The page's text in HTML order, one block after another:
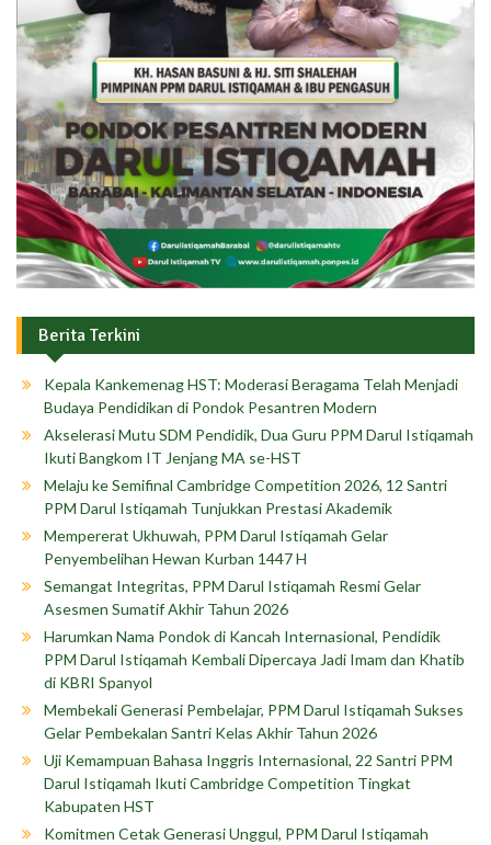
Berita Terkini
Kepala Kankemenag HST: Moderasi Beragama Telah Menjadi
Budaya Pendidikan di Pondok Pesantren Modern
Akselerasi Mutu SDM Pendidik, Dua Guru PPM Darul Istiqamah
Ikuti Bangkom IT Jenjang MA se-HST
Melaju ke Semifinal Cambridge Competition 2026, 12 Santri
PPM Darul Istiqamah Tunjukkan Prestasi Akademik
Mempererat Ukhuwah, PPM Darul Istiqamah Gelar
Penyembelihan Hewan Kurban 1447 H
Semangat Integritas, PPM Darul Istiqamah Resmi Gelar
Asesmen Sumatif Akhir Tahun 2026
Harumkan Nama Pondok di Kancah Internasional, Pendidik
PPM Darul Istiqamah Kembali Dipercaya Jadi Imam dan Khatib
di KBRI Spanyol
Membekali Generasi Pembelajar, PPM Darul Istiqamah Sukses
Gelar Pembekalan Santri Kelas Akhir Tahun 2026
Uji Kemampuan Bahasa Inggris Internasional, 22 Santri PPM
Darul Istiqamah Ikuti Cambridge Competition Tingkat
Kabupaten HST
Komitmen Cetak Generasi Unggul, PPM Darul Istiqamah